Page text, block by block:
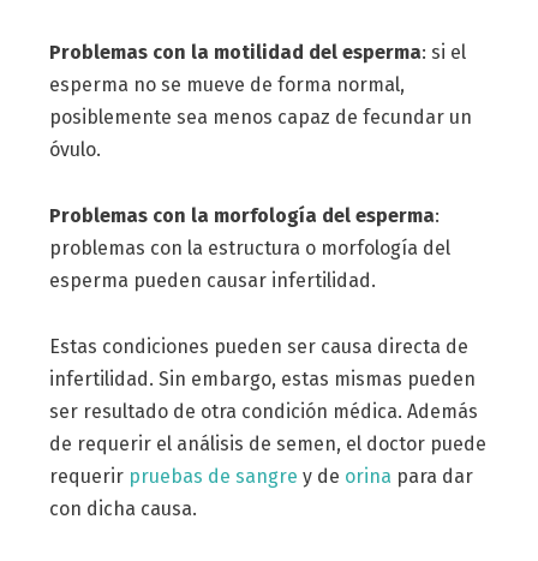
Problemas con la motilidad del esperma: si el
esperma no se mueve de forma normal,
posiblemente sea menos capaz de fecundar un
óvulo.
Problemas con la morfología del esperma:
problemas con la estructura o morfología del
esperma pueden causar infertilidad.
Estas condiciones pueden ser causa directa de
infertilidad. Sin embargo, estas mismas pueden
ser resultado de otra condición médica. Además
de requerir el análisis de semen, el doctor puede
requerir pruebas de sangre y de orina para dar
con dicha causa.